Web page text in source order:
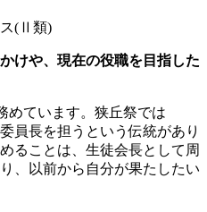
ス(Ⅱ類)
けや、現在の役職を目指した
めています。狭丘祭では
員長を担うという伝統があり
ることは、生徒会長として周
、以前から自分が果たしたい